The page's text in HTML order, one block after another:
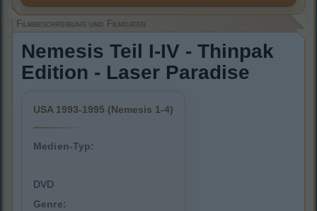
Filmbeschreibung und Filmdaten
Nemesis Teil I-IV - Thinpak
Edition - Laser Paradise
USA 1993-1995 (Nemesis 1-4)
Medien-Typ:
DVD
Genre: